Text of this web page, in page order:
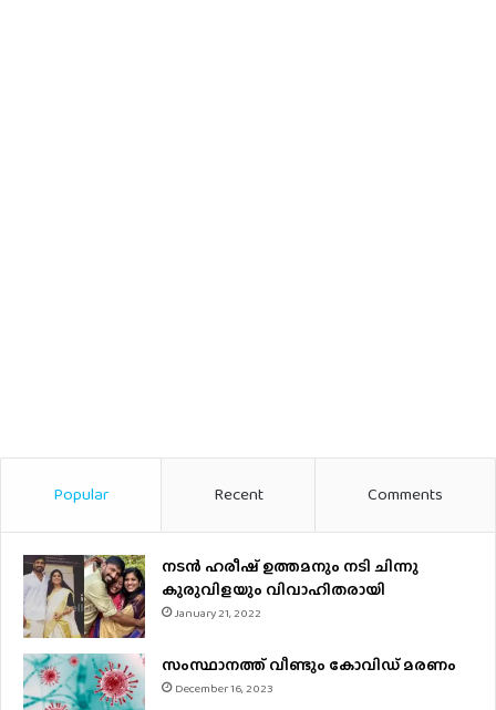
Popular Recent Comments
നടന്‍ ഹരീഷ് ഉത്തമനും നടി ചിന്നു
കുരുവിളയും വിവാഹിതരായി
January 21, 2022
സംസ്ഥാനത്ത് വീണ്ടും കോവിഡ് മരണം
December 16, 2023